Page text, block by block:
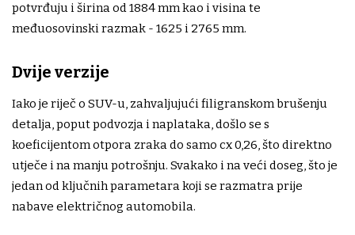
potvrđuju i širina od 1884 mm kao i visina te
međuosovinski razmak - 1625 i 2765 mm.
Dvije verzije
Iako je riječ o SUV-u, zahvaljujući filigranskom brušenju
detalja, poput podvozja i naplataka, došlo se s
koeficijentom otpora zraka do samo cx 0,26, što direktno
utječe i na manju potrošnju. Svakako i na veći doseg, što je
jedan od ključnih parametara koji se razmatra prije
nabave električnog automobila.